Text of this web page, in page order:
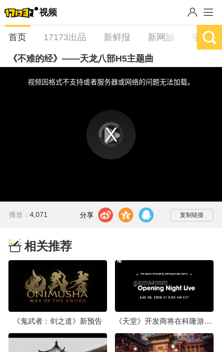
视频
首页 17173出品 新鲜报 新网游 手游
《不难的经》——天龙八部H5主题曲
视
频
放
器
loading.
播
放
视频因格式不支持或者服务器或网络的问题无法加载。
播放： 4,071 分享到：
t z q
相关推荐
《鬼武者：剑之道》新预告 《天堂》开发商将在科隆游戏展2026上公开未曝光新作